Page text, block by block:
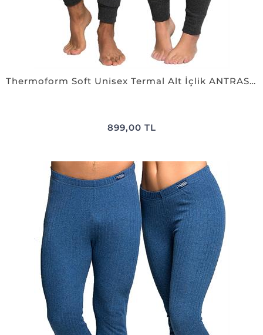
Thermoform Soft Unisex Termal Alt İçlik ANTRASiT
899,00 TL